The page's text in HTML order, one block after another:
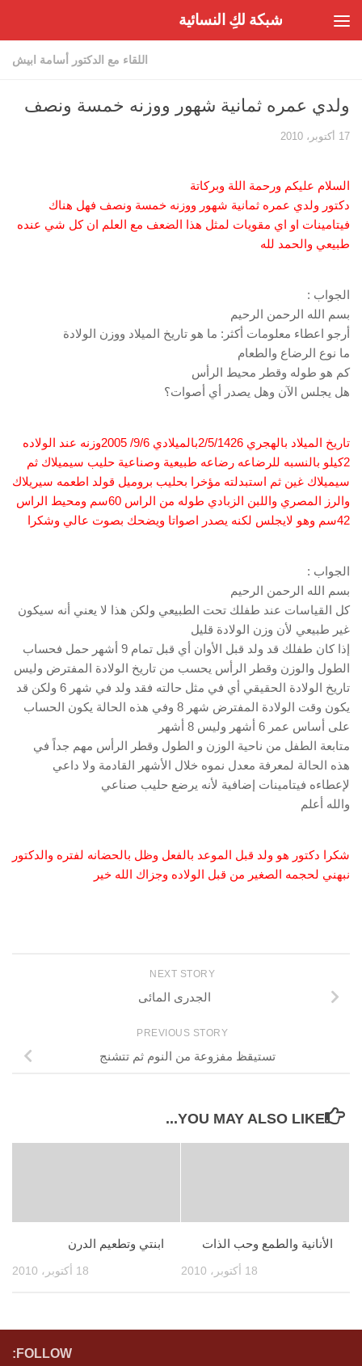
شبكة لكِ النسائية
اللقاء مع الدكتور أسامة ابيش
ولدي عمره ثمانية شهور ووزنه خمسة ونصف
17 أكتوبر، 2010
السلام عليكم ورحمة اللة وبركاتة
دكتور ولدي عمره ثمانية شهور ووزنه خمسة ونصف فهل هناك
فيتامينات او اي مقويات لمثل هذا الضعف مع العلم ان كل شي عنده
طبيعي والحمد لله
الجواب :
بسم الله الرحمن الرحيم
أرجو اعطاء معلومات أكثر: ما هو تاريخ الميلاد ووزن الولادة
ما نوع الرضاع والطعام
كم هو طوله وقطر محيط الرأس
هل يجلس الآن وهل يصدر أي أصوات؟
تاريخ الميلاد بالهجري 2/5/1426بالميلادي 9/6/ 2005وزنه عند الولاده
2كيلو بالنسبه للرضاعه رضاعه طبيعية وصناعية حليب سيميلاك ثم
سيميلاك غين ثم استبدلته مؤخرا بحليب بروميل قولد اطعمه سيريلاك
والرز المصري واللبن الزبادي طوله من الراس 60سم ومحيط الراس
42سم وهو لايجلس لكنه يصدر اصواتا ويضحك بصوت عالي وشكرا
الجواب :
بسم الله الرحمن الرحيم
كل القياسات عند طفلك تحت الطبيعي ولكن هذا لا يعني أنه سيكون
غير طبيعي لأن وزن الولادة قليل
إذا كان طفلك قد ولد قبل الأوان أي قبل تمام 9 أشهر حمل فحساب
الطول والوزن وقطر الرأس يحسب من تاريخ الولادة المفترض وليس
تاريخ الولادة الحقيقي أي في مثل حالته فقد ولد في شهر 6 ولكن قد
يكون وقت الولادة المفترض شهر 8 وفي هذه الحالة يكون الحساب
على أساس عمر 6 أشهر وليس 8 أشهر
متابعة الطفل من ناحية الوزن و الطول وقطر الرأس مهم جداً في
هذه الحالة لمعرفة معدل نموه خلال الأشهر القادمة ولا داعي
لإعطاءه فيتامينات إضافية لأنه يرضع حليب صناعي
والله أعلم
شكرا دكتور هو ولد قبل الموعد بالفعل وظل بالحضانه لفتره والدكتور
نبهني لحجمه الصغير من قبل الولاده وجزاك الله خير
NEXT STORY
الجدرى المائى
PREVIOUS STORY
تستيقظ مفزوعة من النوم ثم تتشنج
YOU MAY ALSO LIKE...
ابنتي وتطعيم الدرن
18 أكتوبر، 2010
الأنانية والطمع وحب الذات
18 أكتوبر، 2010
FOLLOW: